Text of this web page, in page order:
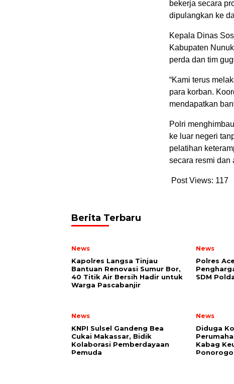
bekerja secara
dipulangkan ke
Kepala Dinas
Kabupaten
perda dan tim
“Kami terus
para korban.
mendapatkan
Polri
ke luar negeri
pelatihan
secara resmi dan
Post Views: 117
Berita Terbaru
News
Kapolres Langsa Tinjau
Bantuan Renovasi Sumur Bor,
40 Titik Air Bersih Hadir untuk
Warga Pascabanjir
News
Polres
SDM
News
KNPI Sulsel Gandeng Bea
Cukai Makassar, Bidik
Kolaborasi Pemberdayaan
Pemuda
News
Diduga
Kabag
Ponorogo